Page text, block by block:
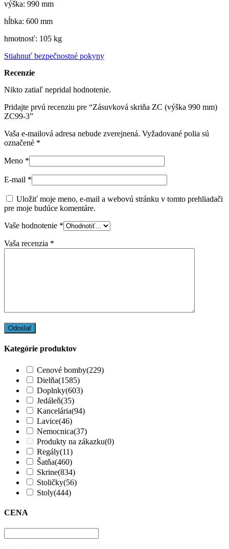
výška: 990 mm
hĺbka: 600 mm
hmotnosť: 105 kg
Stiahnuť bezpečnostné pokyny
Recenzie
Nikto zatiaľ nepridal hodnotenie.
Pridajte prvú recenziu pre “Zásuvková skriňa ZC (výška 990 mm)
ZC99-3”
Vaša e-mailová adresa nebude zverejnená. Vyžadované polia sú
označené *
Meno *
E-mail *
Uložiť moje meno, e-mail a webovú stránku v tomto prehliadači
pre moje budúce komentáre.
Vaše hodnotenie *
Vaša recenzia *
Kategórie produktov
Cenové bomby(229)
Dielňa(1585)
Doplnky(603)
Jedáleň(35)
Kancelária(94)
Lavice(46)
Nemocnica(37)
Produkty na zákazku(0)
Regály(11)
Šatňa(460)
Skrine(834)
Stoličky(56)
Stoly(444)
CENA